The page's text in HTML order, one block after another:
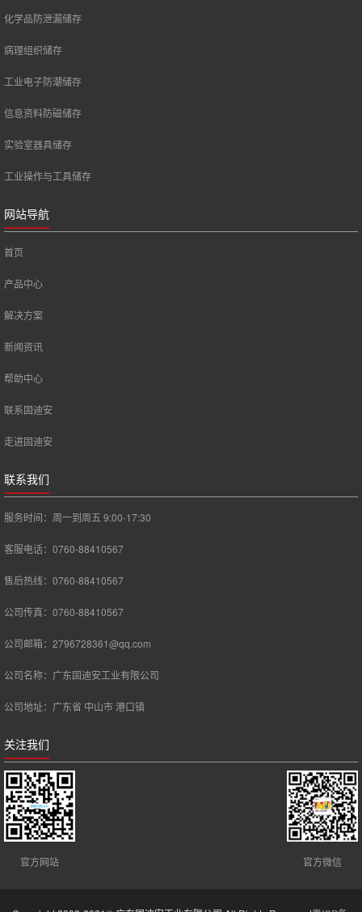
化学品防泄漏储存
病理组织储存
工业电子防潮储存
信息资料防磁储存
实验室器具储存
工业操作与工具储存
网站导航
首页
产品中心
解决方案
新闻资讯
帮助中心
联系固迪安
走进固迪安
联系我们
服务时间：周一到周五 9:00-17:30
客服电话：0760-88410567
售后热线：0760-88410567
公司传真：0760-88410567
公司邮箱：2796728361@qq.com
公司名称：广东固迪安工业有限公司
公司地址：广东省 中山市 港口镇
关注我们
官方网站 官方微信